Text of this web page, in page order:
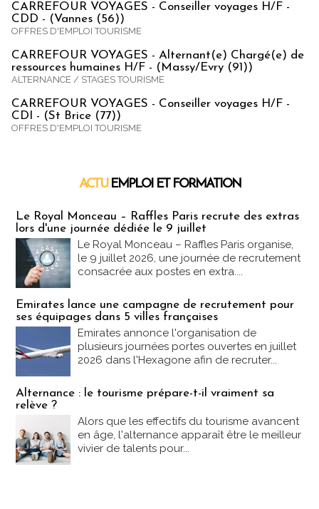
CARREFOUR VOYAGES - Conseiller voyages H/F -
CDD - (Vannes (56))
OFFRES D'EMPLOI TOURISME
CARREFOUR VOYAGES - Alternant(e) Chargé(e) de
ressources humaines H/F - (Massy/Evry (91))
ALTERNANCE / STAGES TOURISME
CARREFOUR VOYAGES - Conseiller voyages H/F -
CDI - (St Brice (77))
OFFRES D'EMPLOI TOURISME
ACTU EMPLOI ET FORMATION
Le Royal Monceau – Raffles Paris recrute des extras
lors d'une journée dédiée le 9 juillet
Le Royal Monceau – Raffles Paris organise,
le 9 juillet 2026, une journée de recrutement
consacrée aux postes en extra....
Emirates lance une campagne de recrutement pour
ses équipages dans 5 villes françaises
Emirates annonce l'organisation de
plusieurs journées portes ouvertes en juillet
2026 dans l'Hexagone afin de recruter...
Alternance : le tourisme prépare-t-il vraiment sa
relève ?
Alors que les effectifs du tourisme avancent
en âge, l'alternance apparaît être le meilleur
vivier de talents pour...